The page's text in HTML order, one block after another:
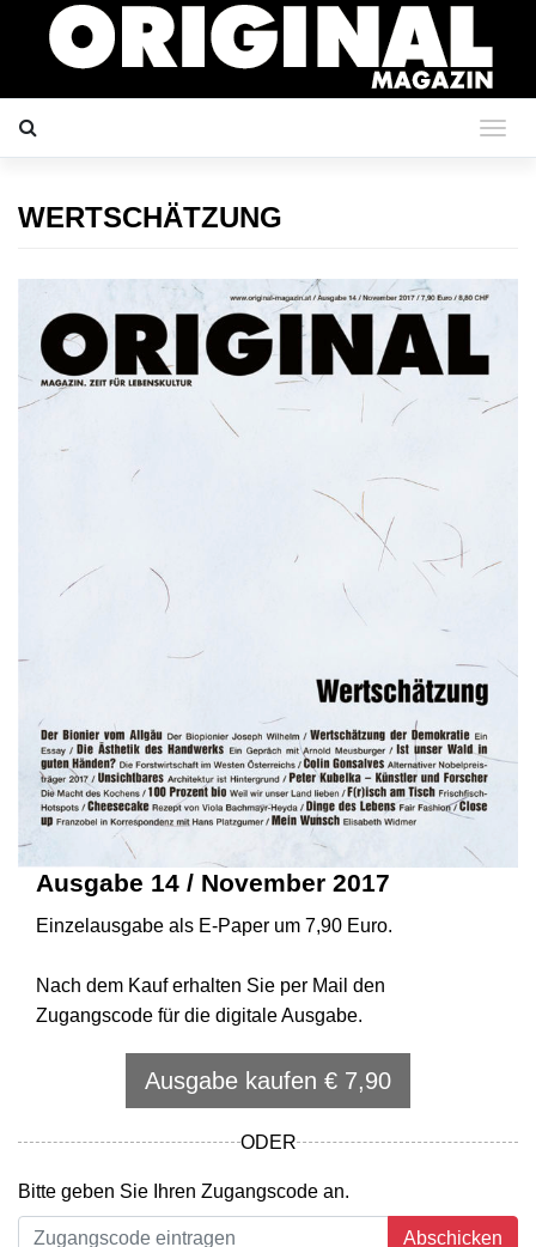
WERTSCHÄTZUNG
Ausgabe 14 / November 2017
Einzelausgabe als E-Paper um 7,90 Euro.
Nach dem Kauf erhalten Sie per Mail den
Zugangscode für die digitale Ausgabe.
Ausgabe kaufen € 7,90
ODER
Bitte geben Sie Ihren Zugangscode an.
Abschicken